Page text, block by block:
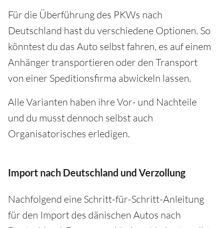
Für die Überführung des PKWs nach
Deutschland hast du verschiedene Optionen. So
könntest du das Auto selbst fahren, es auf einem
Anhänger transportieren oder den Transport
von einer Speditionsfirma abwickeln lassen.
Alle Varianten haben ihre Vor- und Nachteile
und du musst dennoch selbst auch
Organisatorisches erledigen.
Import nach Deutschland und Verzollung
Nachfolgend eine Schritt-für-Schritt-Anleitung
für den Import des dänischen Autos nach